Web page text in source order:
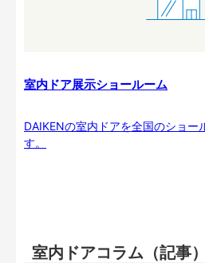
室内ドア展示ショールーム
DAIKENの室内ドアを全国のショー
す。
室内ドアコラム（記事）